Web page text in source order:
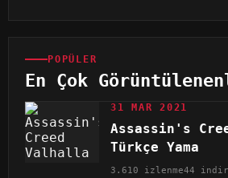
POPÜLER
En Çok
31 MAR 2021
Assassin's
Türkçe Yama
3.610 izlenme44